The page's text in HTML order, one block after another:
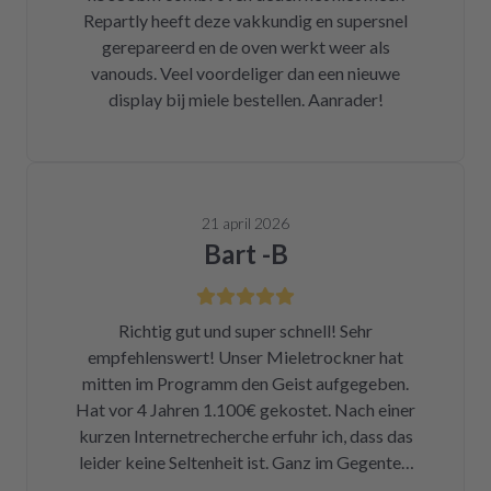
Repartly heeft deze vakkundig en supersnel
gerepareerd en de oven werkt weer als
vanouds. Veel voordeliger dan een nieuwe
display bij miele bestellen. Aanrader!
21 april 2026
Bart -B
Richtig gut und super schnell! Sehr
empfehlenswert! Unser Mieletrockner hat
mitten im Programm den Geist aufgegeben.
Hat vor 4 Jahren 1.100€ gekostet. Nach einer
kurzen Internetrecherche erfuhr ich, dass das
leider keine Seltenheit ist. Ganz im Gegenteil.